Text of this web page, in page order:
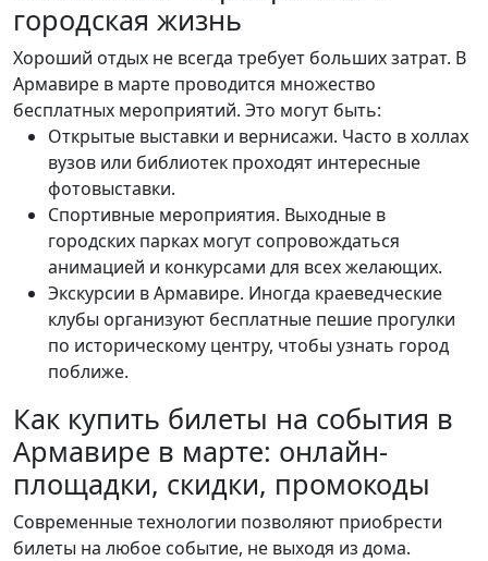
городская жизнь
Хороший отдых не всегда требует больших затрат. В
Армавире в марте проводится множество
бесплатных мероприятий. Это могут быть:
Открытые выставки и вернисажи. Часто в холлах
вузов или библиотек проходят интересные
фотовыставки.
Спортивные мероприятия. Выходные в
городских парках могут сопровождаться
анимацией и конкурсами для всех желающих.
Экскурсии в Армавире. Иногда краеведческие
клубы организуют бесплатные пешие прогулки
по историческому центру, чтобы узнать город
поближе.
Как купить билеты на события в
Армавире в марте: онлайн-
площадки, скидки, промокоды
Современные технологии позволяют приобрести
билеты на любое событие, не выходя из дома.